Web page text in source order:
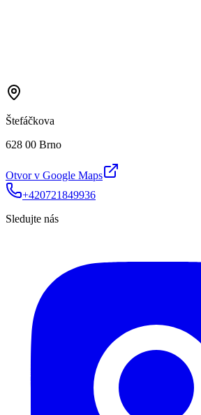
Štefáčkova
628 00 Brno
Otvor v Google Maps
+420721849936
Sledujte nás